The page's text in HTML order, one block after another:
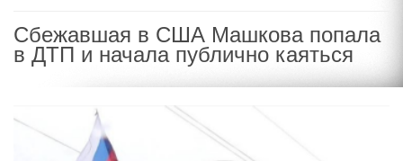
Сбежавшая в США Машкова попала
в ДТП и начала публично каяться